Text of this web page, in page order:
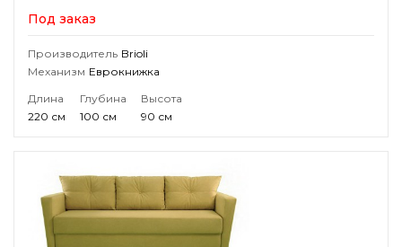
Под заказ
Производитель Brioli
Механизм Еврокнижка
Длина
220 см
Глубина
100 см
Высота
90 см